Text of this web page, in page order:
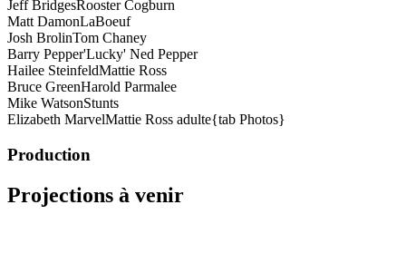
Jeff BridgesRooster Cogburn
Matt DamonLaBoeuf
Josh BrolinTom Chaney
Barry Pepper'Lucky' Ned Pepper
Hailee SteinfeldMattie Ross
Bruce GreenHarold Parmalee
Mike WatsonStunts
Elizabeth MarvelMattie Ross adulte{tab Photos}
Production
Projections à venir